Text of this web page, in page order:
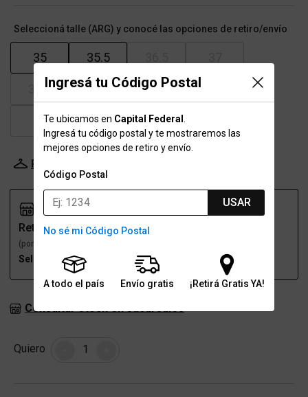
Ingresá tu Código Postal
Te ubicamos en Capital Federal
Ingresá tu código postal y te mostraremos las
mejores opciones de retiro y envío.
Código Postal
USAR
No sé mi Código Postal
A todo el país Envío gratis ¡Retirá Gratis YA!
Seleccioná talle (ARG) y conocé las opciones de retiro/envío
35 35.5
37.5 38 39
40 41 41.5
Probador Virtual
Retiro
(por una sucursal)
Seleccioná talle Seleccioná talle
Consultar stock en sucursales
Quiero Cantidad